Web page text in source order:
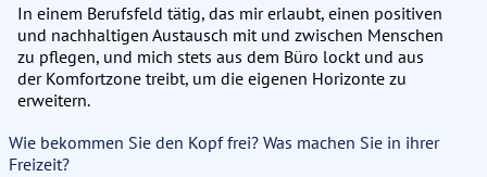
In einem Berufsfeld tätig, das mir erlaubt, einen positiven
und nachhaltigen Austausch mit und zwischen Menschen
zu pflegen, und mich stets aus dem Büro lockt und aus
der Komfortzone treibt, um die eigenen Horizonte zu
erweitern.
Wie bekommen Sie den Kopf frei? Was machen Sie in ihrer
Freizeit?